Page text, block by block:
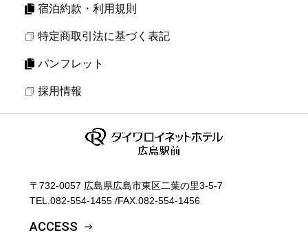
宿泊約款・利用規則
特定商取引法に基づく表記
パンフレット
採用情報
〒732-0057 広島県広島市東区二葉の里3‐5‐7
TEL. 082-554-1455 /FAX.082-554-1456
ACCESS